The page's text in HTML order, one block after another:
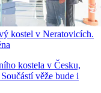
kostel v Neratovicích.
kostela v Česku,
věže bude i